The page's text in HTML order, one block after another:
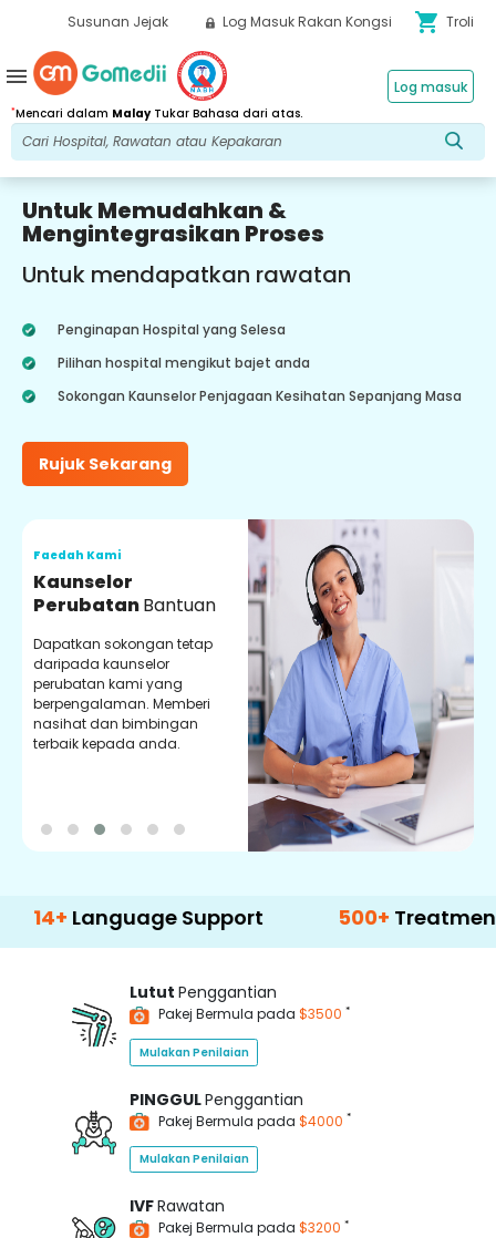
Susunan Jejak Log Masuk Rakan Kongsi shopping_cart Troli
*Mencari dalam MalayTukar Bahasa dari atas.
Log masuk
menu
Untuk Memudahkan &
Mengintegrasikan Proses
Untuk mendapatkan rawatan
Penginapan Hospital yang Selesa
Pilihan hospital mengikut bajet anda
Sokongan Kaunselor Penjagaan Kesihatan Sepanjang Masa
Rujuk Sekarang
Faedah Kami
Kaunselor
PerubatanBantuan
Dapatkan sokongan tetap
daripada kaunselor
perubatan kami yang
berpengalaman. Memberi
nasihat dan bimbingan
terbaik kepada anda.
Support 500+ Treatment
Lutut Penggantian
Pakej Bermula pada $3500 *
Mulakan Penilaian
PINGGULPenggantian
Pakej Bermula pada $4000 *
Mulakan Penilaian
IVFRawatan
Pakej Bermula pada $3200 *